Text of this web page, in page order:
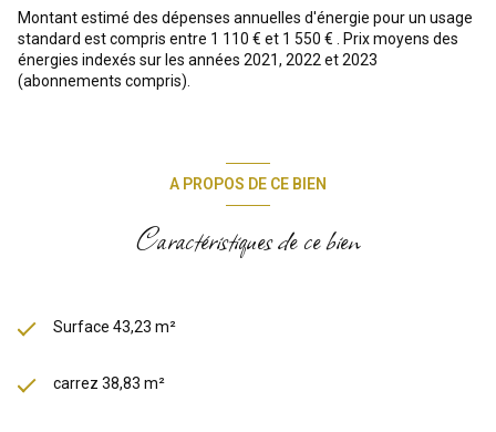
privée :
• Ecole élémentaire d'application La Fontaine
• Public Elementary School Application Michel Ange
• Municipality of Paris
• International School Of Paris
• À quelques minutes de Roland-Garros.
• Quartier résidentiel élégant, réputé pour son calme, sa sécurité
• Commerces de bouche, supermarchés et services du village
• Nombreux restaurants, cafés et commerces de quartier.
Montant estimé des dépenses annuelles d'énergie pour un usage
standard est compris entre 1 110 € et 1 550 € . Prix moyens des
énergies indexés sur les années 2021, 2022 et 2023
(abonnements compris).
A PROPOS DE CE BIEN
Caractéristiques de ce bien
Surface 43,23 m²
carrez 38,83 m²